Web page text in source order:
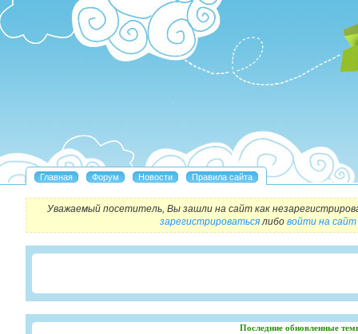
Уважаемый посетитель, Вы зашли на сайт как
зарегистрироватьсялибо войти на сайт
Последние обновленные